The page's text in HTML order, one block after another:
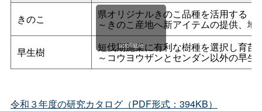
きのこ 県オリジナルきのこ品種を活用する
～きのこ産地へ新アイテムの提供、
早生樹 短伐期施業に有利な樹種を選択し育
～コウヨウザンとセンダン以外の早
scrollable
令和３年度の研究カタログ（PDF形式：394KB）